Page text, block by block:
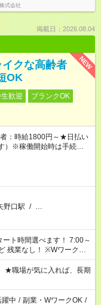
式会社
掲載日：2026.08.04
NEW
イクな高齢者
OK
歓迎
ブランクOK
：時給1800円～★日払い
）※稼働開始時は手続き完
野口駅 / …
！ ※Wワークの
の就業はご案内できませ
は社会保険への加入対象
の原則禁止）により、
い場合があります
職場が気に入れば、長期
中 / 副業・WワークOK /